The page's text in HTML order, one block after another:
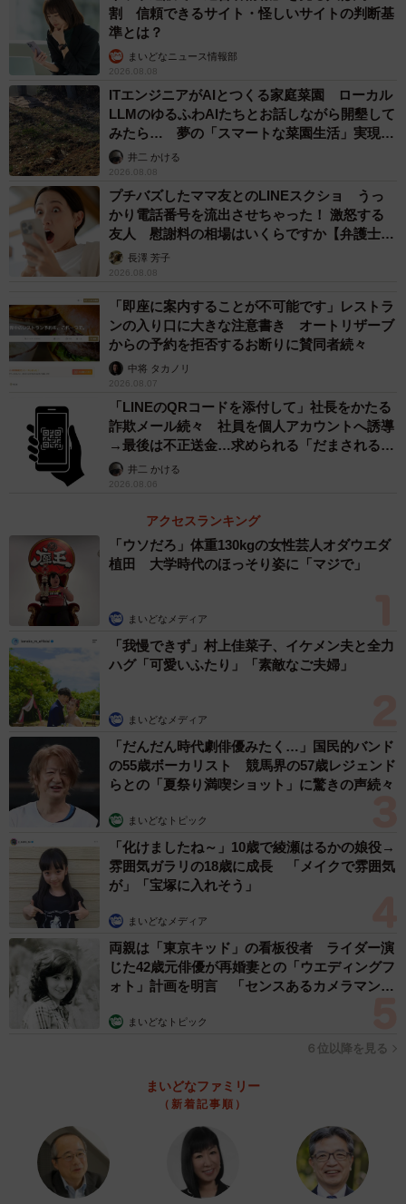
割 信頼できるサイト・怪しいサイトの判断基
準とは？
まいどなニュース情報部
2026.08.08
ITエンジニアがAIとつくる家庭菜園 ローカル
LLMのゆるふわAIたちとお話しながら開墾して
みたら… 夢の「スマートな菜園生活」実現な
るか井二 かける
2026.08.08
プチバズしたママ友とのLINEスクショ うっ
かり電話番号を流出させちゃった！ 激怒する
友人 慰謝料の相場はいくらですか【弁護士が
解説】長澤 芳子
2026.08.08
「即座に案内することが不可能です」レストラ
ンの入り口に大きな注意書き オートリザーブ
からの予約を拒否するお断りに賛同者続々
中将 タカノリ
2026.08.07
「LINEのQRコードを添付して」社長をかたる
詐欺メール続々 社員を個人アカウントへ誘導
→最後は不正送金…求められる「だまされる前
提」の対策
井二 かける
2026.08.06
アクセスランキング
「ウソだろ」体重130kgの女性芸人オダウエダ
植田 大学時代のほっそり姿に「マジで」
まいどなメディア
「我慢できず」村上佳菜子、イケメン夫と全力
ハグ「可愛いふたり」「素敵なご夫婦」
まいどなメディア
「だんだん時代劇俳優みたく…」国民的バンド
の55歳ボーカリスト 競馬界の57歳レジェンド
らとの「夏祭り満喫ショット」に驚きの声続々
まいどなトピック
「化けましたね～」10歳で綾瀬はるかの娘役→
雰囲気ガラリの18歳に成長 「メイクで雰囲気
が」「宝塚に入れそう」
まいどなメディア
両親は「東京キッド」の看板役者 ライダー演
じた42歳元俳優が再婚妻との「ウエディングフ
ォト」計画を明言 「センスあるカメラマン求
まいどなトピック
６位以降を見る
まいどなファミリー
（新着記事順）